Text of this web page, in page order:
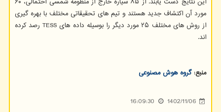
مورد آن اکتشاف جدید هستند و تیم های تحقیقاتی مختلف با بهره گیری
از روش های مختلف ۲۵ مورد دیگر را بوسیله داده های TESS رصد کرده
اند.
منبع:گروه هوش مصنوعی
1402/11/06
16:09:30